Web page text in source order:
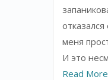
меня
И это
Read More